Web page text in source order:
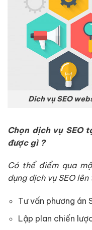
Dich vụ SEO
Chọn dịch vụ SEO
được gì ?
Có thể điểm qua
dụng dịch vụ SEO
Tư vấn phương án
Lập plan chiến